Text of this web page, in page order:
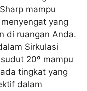
mampu
yang
di ruangan Anda.
Sirkulasi
20º mampu
tingkat yang
dalam